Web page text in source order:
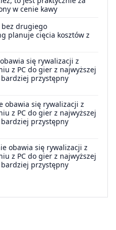
w cenie kawy
bez drugiego
planuje cięcia kosztów z
się rywalizacji z
z PC do gier z najwyższej
przystępny
obawia się rywalizacji z
z PC do gier z najwyższej
przystępny
obawia się rywalizacji z
z PC do gier z najwyższej
przystępny